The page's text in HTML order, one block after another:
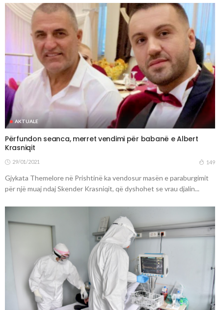
AKTUALE
Përfundon seanca, merret vendimi për babanë e Albert
Krasniqit
29/01/2021 149
Gjykata Themelore në Prishtinë ka vendosur masën e paraburgimit
për një muaj ndaj Skender Krasniqit, që dyshohet se vrau djalin...